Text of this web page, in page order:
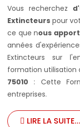
Vous recherchez
Extincteurs pour
ce que nous
années
Extincteurs sur
formation utilisation
75010 : Cette
entreprises.
LIRE LA SUITE...